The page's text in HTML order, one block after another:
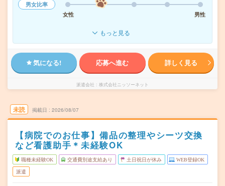
男女比率
女性
男性
もっと見る
気になる! 応募へ進む 詳しく見る
派遣会社 株式会社ニッソーネット
未読 掲載日 2026/08/07
【病院でのお仕事】備品の整理やシーツ交換
など看護助手＊未経験OK
職種未経験OK 交通費別途支給あり 土日祝日が休み WEB登録OK
派遣